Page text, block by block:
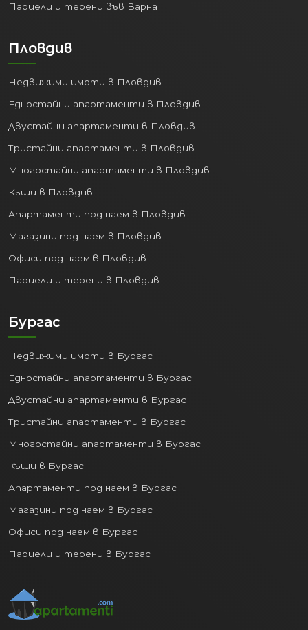
на живот, правейки покупката на
3. Високо качество на
Животът във Варна предлага
на големия град и спокойствието на
морския курорт:
Природни дадености:Красиви
плажове, обширна Морска градина за
разходки и отдих, чист въздух.
музеи, галерии, целогодишни
фестивали и събития.
Образование и Здравеопазване:
Технически университет,
добри училища, модерни болници и
медицински центрове.
ресторанти, кафенета, барове,
клубове и търговски центрове.
4. Разнообразен пазар на
недвижими имоти:
Пазарът на
недвижими имоти във
Варнапредлага по нещо за всеки вкус и
бюджет:
Апартаменти:От модерни
новопостроени комплекси с гледка
жилища в утвърдени квартали.
Парцели и терени във Варна
Пловдив
Недвижими имоти в Пловдив
Едностайни апартаменти в Пловдив
Двустайни апартаменти в Пловдив
Тристайни апартаменти в Пловдив
Многостайни апартаменти в Пловдив
Къщи в Пловдив
Апартаменти под наем в Пловдив
Магазини под наем в Пловдив
Офиси под наем в Пловдив
Парцели и терени в Пловдив
Бургас
Недвижими имоти в Бургас
Едностайни апартаменти в Бургас
Двустайни апартаменти в Бургас
Тристайни апартаменти в Бургас
Многостайни апартаменти в Бургас
Къщи в Бургас
Апартаменти под наем в Бургас
Магазини под наем в Бургас
Офиси под наем в Бургас
Парцели и терени в Бургас